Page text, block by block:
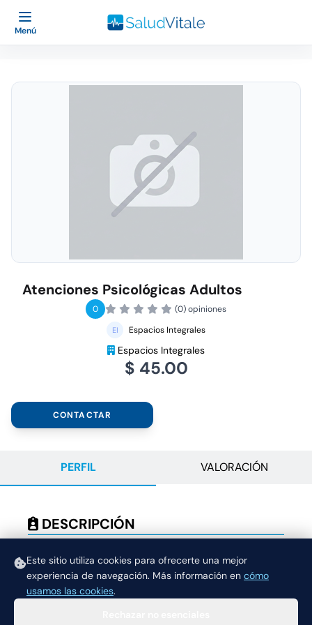
Este sitio utiliza cookies para ofrecerte una mejor
experiencia de navegación. Más información en cómo
usamos las cookies.
Menú
Atenciones Psicológicas Adultos
0
(0) opiniones
Espacios Integrales
Espacios Integrales
$ 45.00
CONTACTAR
PERFIL VALORACIÓN
DESCRIPCIÓN
Evaluaciones y Psicoterapia para diversos casos
clínicos